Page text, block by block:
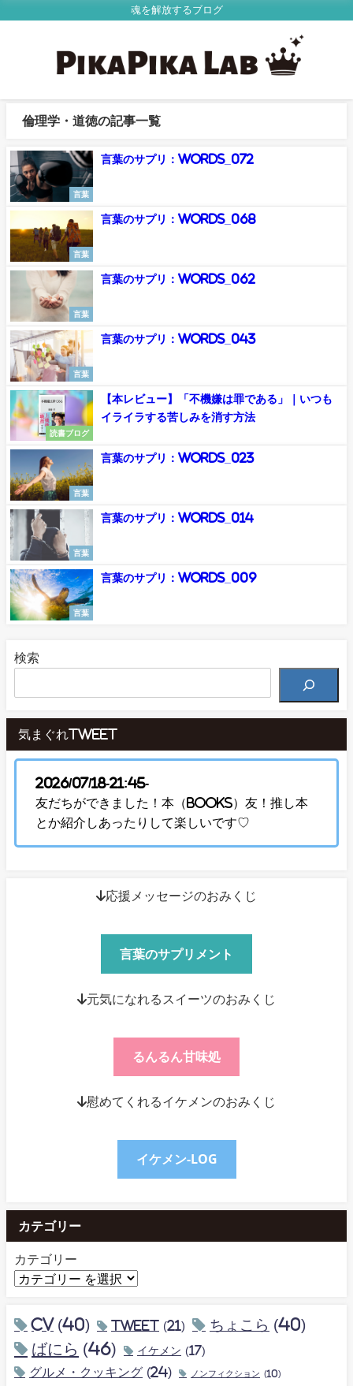
魂を解放するブログ
倫理学・道徳の記事一覧
言葉
言葉のサプリ：Words_072
言葉
言葉のサプリ：Words_068
言葉
言葉のサプリ：Words_062
言葉
言葉のサプリ：Words_043
読書ブログ
【本レビュー】「不機嫌は罪である」｜いつも
イライラする苦しみを消す方法
言葉
言葉のサプリ：Words_023
言葉
言葉のサプリ：Words_014
言葉
言葉のサプリ：Words_009
検索
気まぐれTweet
2026/07/18-21:45-
友だちができました！本（Books）友！推し本
とか紹介しあったりして楽しいです♡
↓応援メッセージのおみくじ
言葉のサプリメント
↓元気になれるスイーツのおみくじ
るんるん甘味処
↓慰めてくれるイケメンのおみくじ
イケメン-LOG
カテゴリー
カテゴリー
CV (40) tweet (21) ちょこら (40)
ばにら (46) イケメン (17)
グルメ・クッキング (24) ノンフィクション (10)